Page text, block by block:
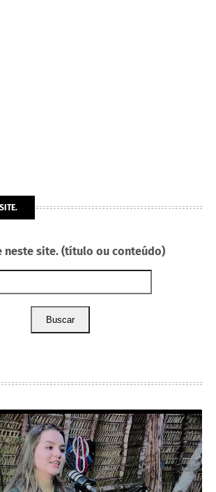
neste site. (título ou conteúdo)
Buscar